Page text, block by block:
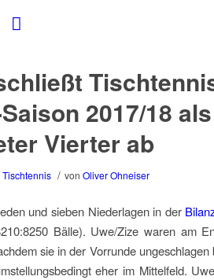
2017/18 als
Vierter ab
Tischtennis / von Oliver Ohneiser
und sieben Niederlagen in der
Bälle). Uwe/Zize waren am
sie in der Vorrunde ungeschlagen
eher im Mittelfeld.